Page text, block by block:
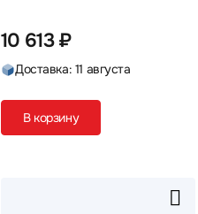
10 613 ₽
Доставка: 11 августа
В корзину